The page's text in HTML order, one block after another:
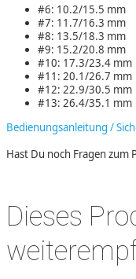
#6: 10.2/15.5 mm
#7: 11.7/16.3 mm
#8: 13.5/18.3 mm
#9: 15.2/20.8 mm
#10: 17.3/23.4 mm
#11: 20.1/26.7 mm
#12: 22.9/30.5 mm
#13: 26.4/35.1 mm
Bedienungsanleitung /
Hast Du noch Fragen zum
Dieses